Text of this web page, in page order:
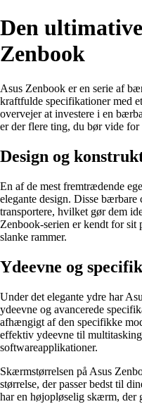
Den
Zenbook
Asus Zenbook er en serie af
kraftfulde specifikationer med
overvejer at investere i en
er der flere ting, du bør vide
Design og
En af de mest fremtrædende
elegante design. Disse bærbare
transportere, hvilket gør dem
Zenbook-serien er kendt for sit
slanke rammer.
Ydeevne og
Under det elegante ydre har
ydeevne og avancerede
afhængigt af den specifikke
effektiv ydeevne til
softwareapplikationer.
Skærmstørrelsen på Asus
størrelse, der passer bedst til
har en højopløselig skærm, der